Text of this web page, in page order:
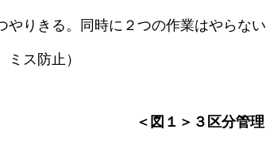
やりきる。同時に２つの作業はやらない
ミス防止）
＜図１＞３区分管理